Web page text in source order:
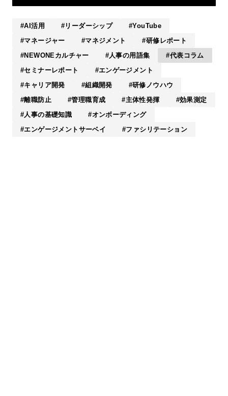
AI活用 リーダーシップ
YouTube
マネージャー
マネジメント
研修レポート
NEWONEカルチャー
人事の用語集
代表コラム
セミナーレポート
エンゲージメント
キャリア開発
組織開発
研修ノウハウ
離職防止
管理職育成 主体性発揮
効果測定
人事の基礎知識
オンボーディング
エンゲージメントサーベイ
ファシリテーション